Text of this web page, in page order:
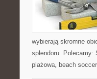
wybierają skromne
splendoru. Polecamy:
plażowa, beach